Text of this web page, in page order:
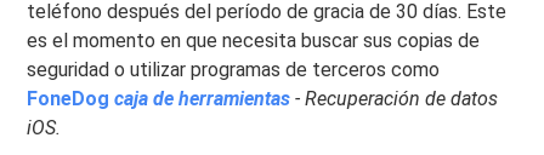
teléfono después del período de gracia de 30 días. Este
es el momento en que necesita buscar sus copias de
seguridad o utilizar programas de terceros como
FoneDog caja de herramientas- Recuperación de datos
iOS.